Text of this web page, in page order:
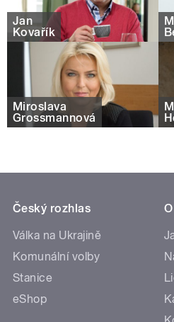
Jan
Kovařík
Miroslava
Grossmannová
Český rozhlas
Válka na Ukrajině
Komunální volby
Stanice
eShop